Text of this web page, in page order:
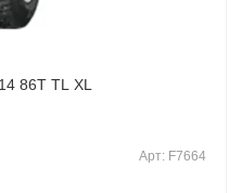
86T TL XL
Арт: F7664